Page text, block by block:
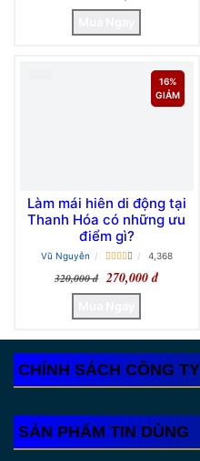
320,000 đ 270,000 đ
16%
GIẢM
Làm mái hiên di động tại
Thanh Hóa có những ưu
điểm gì?
320,000 đ 270,000 đ
CHÍNH SÁCH CÔNG TY
SẢN PHẨM TIN DÙNG